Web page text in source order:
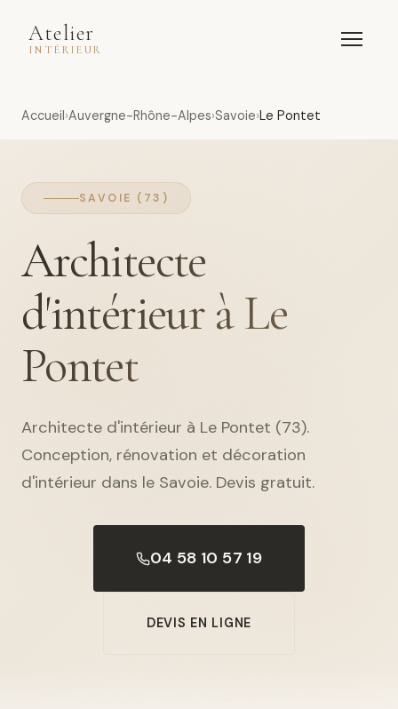
Atelier
INTÉRIEUR
Accueil Auvergne-Rhône-Alpes Savoie Le Pontet
SAVOIE (73)
Architecte
d'intérieur à Le
Pontet
Architecte d'intérieur à Le Pontet (73).
Conception, rénovation et décoration
d'intérieur dans le Savoie. Devis gratuit.
04 58 10 57 19
DEVIS EN LIGNE